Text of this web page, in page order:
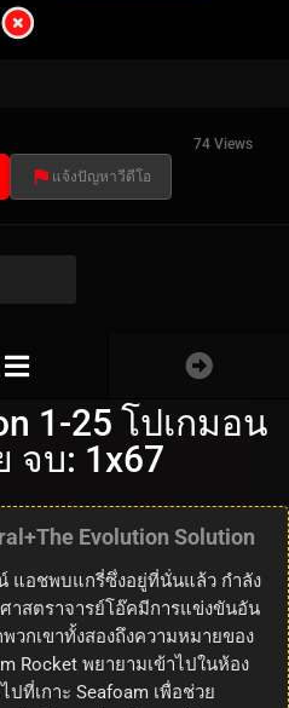
74 Views
แจ้งปัญหาวีดีโอ
1-25 โปเกมอน
จบ: 1x67
Evolution Solution
แอชพบแกรี่ซึ่งอยู่ที่นั่นแล้ว กำลัง
าสตราจารย์โอ๊คมีการแข่งขันอัน
กเขาทั้งสองถึงความหมายของ
Rocket พยายามเข้าไปในห้อง
ที่เกาะ Seafoam เพื่อช่วย